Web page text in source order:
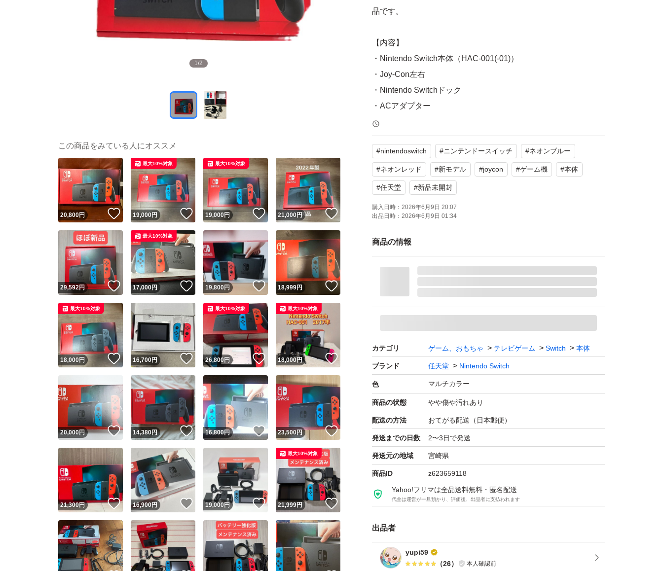
1/2
品です。
【内容】
・Nintendo Switch本体（HAC-001(-01)）
・Joy-Con左右
・Nintendo Switchドック
・ACアダプター
・HDMIケーブル
・Joy-Conグリップ
・Joy-Conストラップ×2
・外箱
本体動作確認済みです。
画面および背面に使用に伴うキズがあります。
ください。
その他の動作については問題なく使用しておりました。
ご理解いただける方のみご購入をお願いいたします。
値下げ可能です
気軽にご相談ください！
#nintendoswitch #ニンテンドースイッチ #ネオンブルー
#ネオンレッド #新モデル #joycon #ゲーム機 #本体
#任天堂 #新品未開封
購入日時： 2026年6月9日 20:07
出品日時： 2026年6月9日 01:34
商品の情報
カテゴリ ゲーム、おもちゃ テレビゲーム Switch 本体
ブランド 任天堂 Nintendo Switch
色 マルチカラー
商品の状態 やや傷や汚れあり
配送の方法 おてがる配送（日本郵便）
発送までの日数 2〜3日で発送
発送元の地域 宮崎県
商品ID z623659118
Yahoo!フリマは全品送料無料・匿名配送
代金は運営が一旦預かり、評価後、出品者に支払われます
出品者
yupi59
（26） 本人確認前
この商品をみている人にオススメ
20,800円 いいね！
19,000円 いいね！
最大10%対象
19,000円 いいね！
最大10%対象
21,000円 いいね！
29,592円 いいね！
17,000円 いいね！
最大10%対象
19,800円 いいね！
18,999円
18,000円 いいね！
最大10%対象
16,700円 いいね！
26,800円 いいね！
最大10%対象
18,000円
最大10%対象
20,000円 いいね！
14,380円 いいね！
16,800円 いいね！
23,500円 いいね！
21,300円 いいね！
16,900円 いいね！
19,000円 いいね！
21,999円
最大10%対象